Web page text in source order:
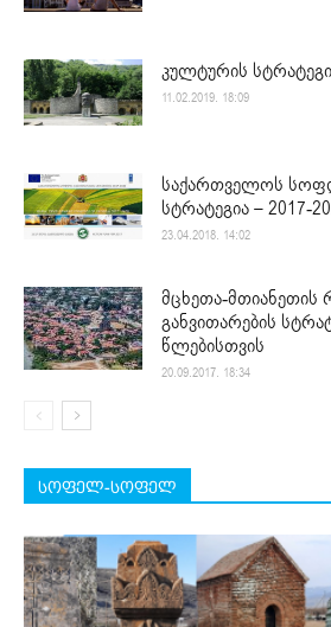
კულტურის
11.02.2019. 18:09
საქართველოს
სტრატეგია – 2017-
23.04.2018. 14:02
მცხეთა-მთიანეთის
განვითარების
წლებისთვის
20.09.2017. 18:34
სოფელ-სოფელ